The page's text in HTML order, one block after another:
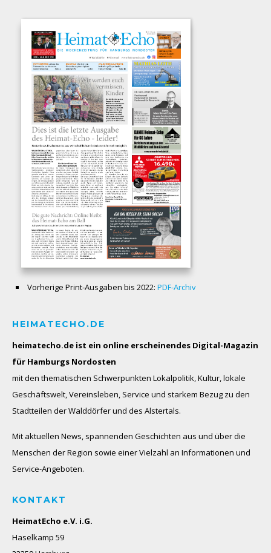
Vorherige Print-Ausgaben bis 2022: PDF-Archiv
HEIMATECHO.DE
heimatecho.de ist ein online erscheinendes Digital-Magazin
für Hamburgs Nordosten
mit den thematischen Schwerpunkten Lokalpolitik, Kultur, lokale
Geschäftswelt, Vereinsleben, Service und starkem Bezug zu den
Stadtteilen der Walddörfer und des Alstertals.
Mit aktuellen News, spannenden Geschichten aus und über die
Menschen der Region sowie einer Vielzahl an Informationen und
Service-Angeboten.
KONTAKT
HeimatEcho e.V. i.G.
Haselkamp 59